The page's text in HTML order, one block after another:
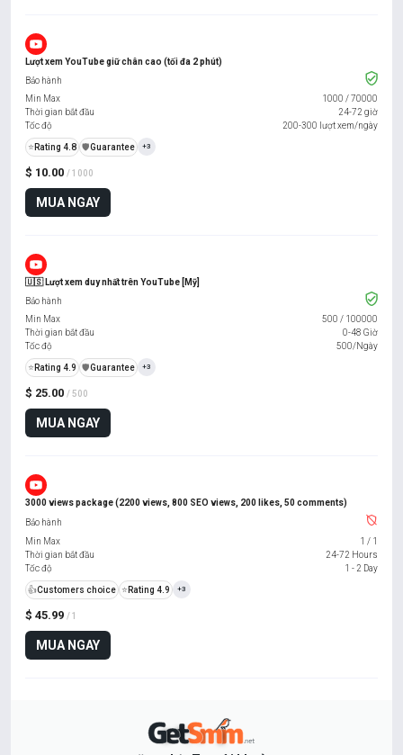
Lượt xem YouTube giữ chân cao (tối đa 2 phút)
$ 10.00 / 1000
MUA NGAY
Bảo hành
Min Max
1000 /70000
Thời gian bắt đầu
24-72 giờ
Tốc độ
200-300 lượt xem/ngày
⭐ Rating 4.8 ️🛡️Guarantee +3
🇺🇸 Lượt xem duy nhất trên YouTube [Mỹ]
$ 25.00 / 500
MUA NGAY
Bảo hành
Min Max
500 / 100000
Thời gian bắt đầu
0-48 Giờ
Tốc độ
500/Ngày
⭐ Rating 4.9 ️🛡️Guarantee +3
3000 views package (2200 views, 800 SEO views, 200 likes, 50 comments)
$ 45.99 / 1
MUA NGAY
Bảo hành
Min Max
1 / 1
Thời gian bắt đầu
24-72 Hours
Tốc độ
1 - 2 Day
👍Customers choice ⭐ Rating 4.9 +3